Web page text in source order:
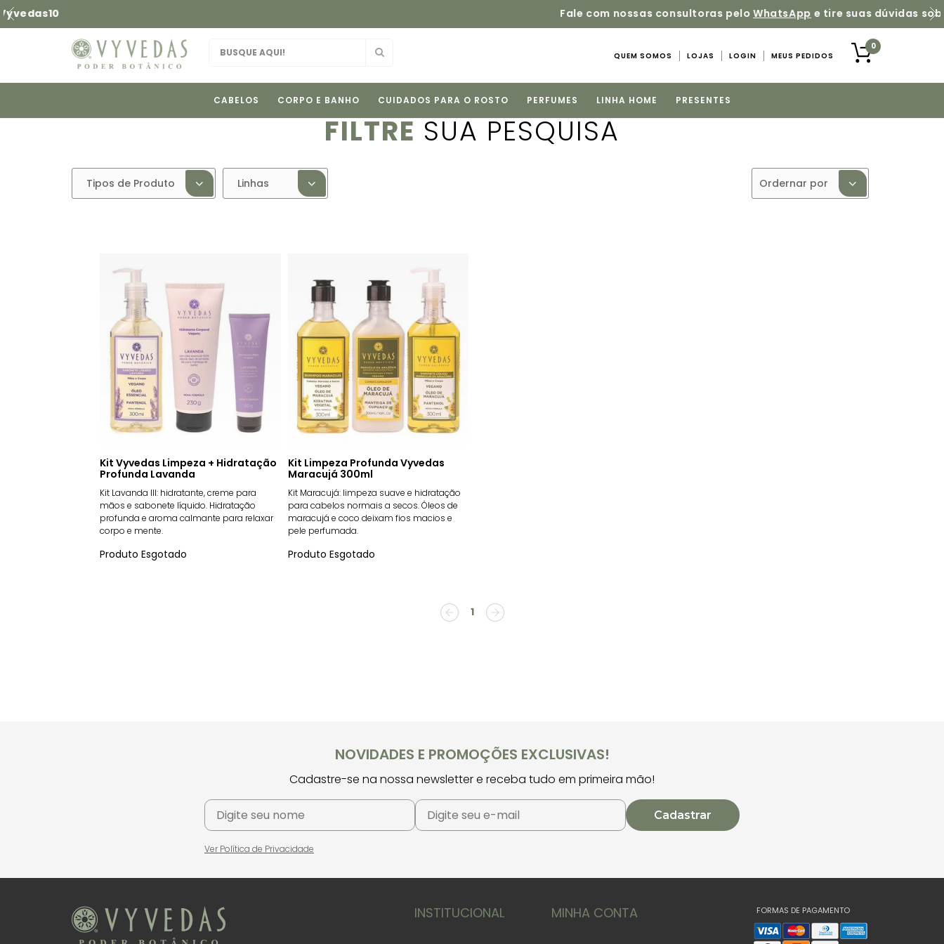
e tire suas dúvidas sobre os produtos
QUEM SOMOS LOJAS LOGIN MEUS PEDIDOS
0
CABELOS CORPO E BANHO CUIDADOS PARA O ROSTO PERFUMES LINHA HOME PRESENTES
FILTRESUA PESQUISA
Tipos de Produto Linhas Ordernar por
Kit Vyvedas Limpeza + Hidratação
Profunda Lavanda
Kit Lavanda III: hidratante, creme para
mãos e sabonete líquido. Hidratação
profunda e aroma calmante para relaxar
corpo e mente.
Produto Esgotado
Kit Limpeza Profunda Vyvedas
Maracujá 300ml
Kit Maracujá: limpeza suave e hidratação
para cabelos normais a secos. Óleos de
maracujá e coco deixam fios macios e
pele perfumada.
Produto Esgotado
1
NOVIDADES E PROMOÇÕES EXCLUSIVAS!
Cadastre-se na nossa newsletter e receba tudo em primeira mão!
Cadastrar
Ver Política de Privacidade
INSTITUCIONAL MINHA CONTA FORMAS DE PAGAMENTO